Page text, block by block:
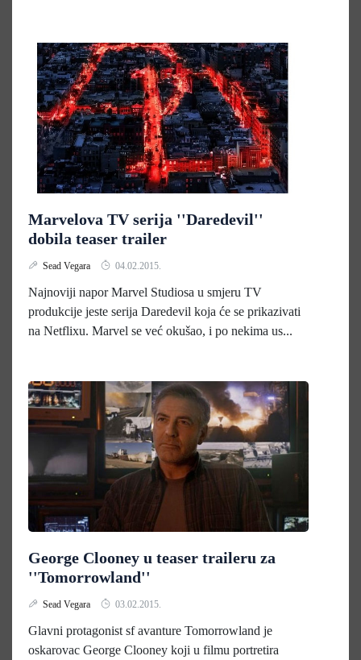
Marvelova TV serija ''Daredevil''
dobila teaser trailer
Sead Vegara 04.02.2015.
Najnoviji napor Marvel Studiosa u smjeru TV
produkcije jeste serija Daredevil koja će se prikazivati
na Netflixu. Marvel se već okušao, i po nekima us...
George Clooney u teaser traileru za
''Tomorrowland''
Sead Vegara 03.02.2015.
Glavni protagonist sf avanture Tomorrowland je
oskarovac George Clooney koji u filmu portretira